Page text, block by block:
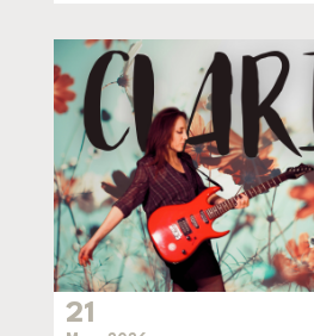
21